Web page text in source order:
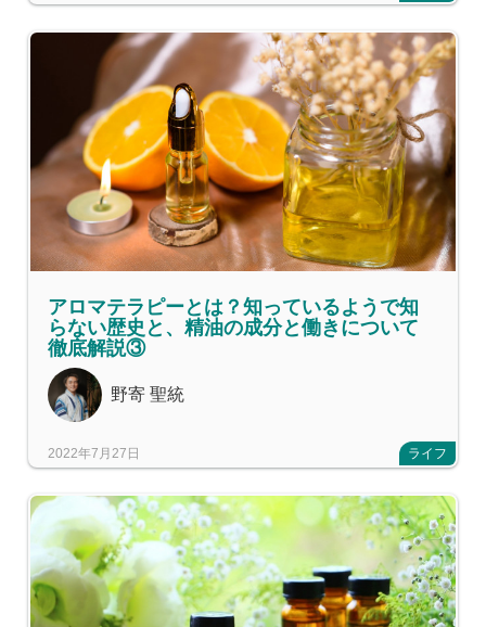
アロマテラピーとは？知っているようで知
らない歴史と、精油の成分と働きについて
徹底解説③
野寄 聖統
2022年7月27日 ライフ